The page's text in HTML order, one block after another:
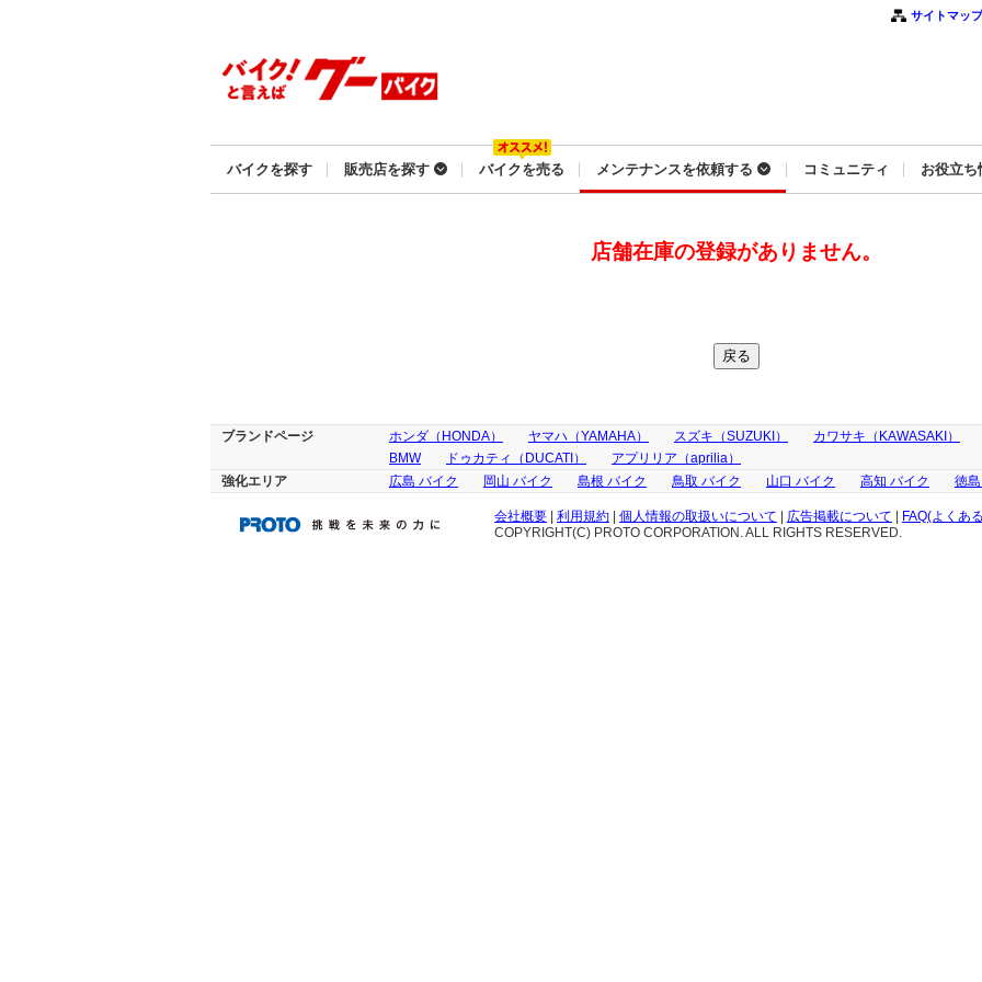
サイトマップ
バイクを探す 販売店を探す バイクを売る メンテナンスを依頼する コミュニティ お役立ち
店舗在庫の登録がありません。
ブランドページ ホンダ（HONDA） ヤマハ（YAMAHA） スズキ（SUZUKI） カワサキ（KAWASAKI）
BMW
ドゥカティ（DUCATI）
アプリリア（aprilia）
強化エリア
広島 バイク 岡山 バイク 島根 バイク 鳥取 バイク 山口 バイク 高知 バイク 徳
会社概要 利用規約 個人情報の取扱いについて 広告掲載について FAQ(よくあ
COPYRIGHT(C) PROTO CORPORATION. ALL RIGHTS RESERVED.